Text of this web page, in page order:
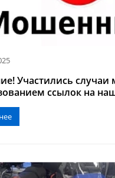
Участились случаи
ссылок на